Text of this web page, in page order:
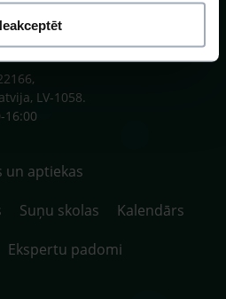
LV-1058.
16:00
un aptiekas
Suņu skolas
Kalendārs
Ekspertu padomi